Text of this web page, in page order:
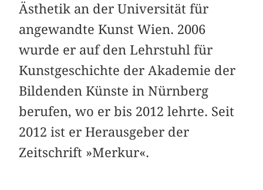
Ästhetik an der Universität für
angewandte Kunst Wien. 2006
wurde er auf den Lehrstuhl für
Kunstgeschichte der Akademie der
Bildenden Künste in Nürnberg
berufen, wo er bis 2012 lehrte. Seit
2012 ist er Herausgeber der
Zeitschrift »Merkur«.